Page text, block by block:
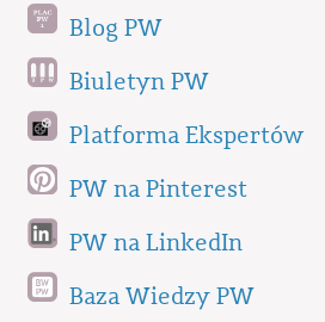
Blog PW
Biuletyn PW
Platforma Ekspertów
PW na Pinterest
PW na LinkedIn
Baza Wiedzy PW